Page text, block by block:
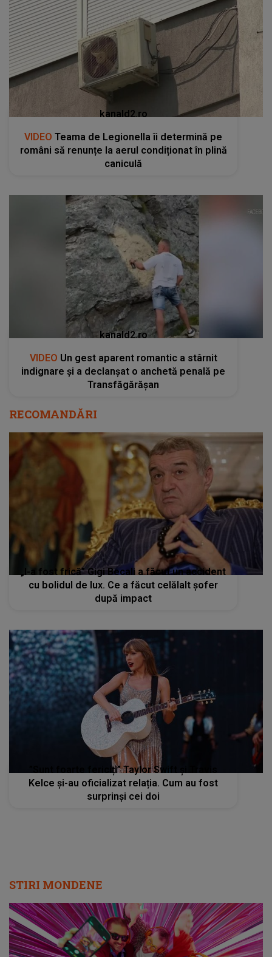
kanald2.ro
VIDEO Teama de Legionella îi determină pe
români să renunțe la aerul condiționat în plină
caniculă
kanald2.ro
VIDEO Un gest aparent romantic a stârnit
indignare și a declanșat o anchetă penală pe
Transfăgărășan
RECOMANDĂRI
„I-a fost frică” Gigi Becali a făcut un accident
cu bolidul de lux. Ce a făcut celălalt şofer
după impact
”Sunt foarte fericiți” Taylor Swift și Travis
Kelce și-au oficializat relația. Cum au fost
surprinși cei doi
STIRI MONDENE